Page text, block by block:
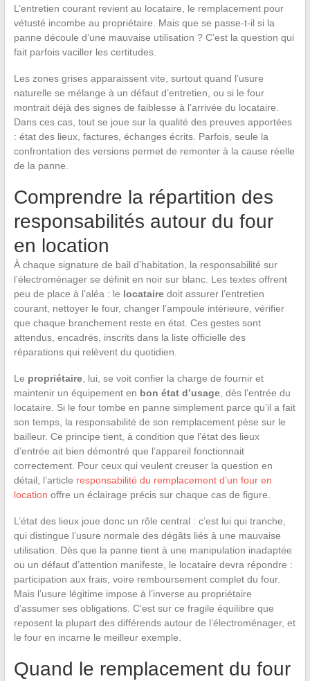
L’entretien courant revient au locataire, le remplacement pour
vétusté incombe au propriétaire. Mais que se passe-t-il si la
panne découle d’une mauvaise utilisation ? C’est la question qui
fait parfois vaciller les certitudes.
Les zones grises apparaissent vite, surtout quand l’usure
naturelle se mélange à un défaut d’entretien, ou si le four
montrait déjà des signes de faiblesse à l’arrivée du locataire.
Dans ces cas, tout se joue sur la qualité des preuves apportées
: état des lieux, factures, échanges écrits. Parfois, seule la
confrontation des versions permet de remonter à la cause réelle
de la panne.
Comprendre la répartition des
responsabilités autour du four
en location
À chaque signature de bail d’habitation, la responsabilité sur
l’électroménager se définit en noir sur blanc. Les textes offrent
peu de place à l’aléa : le locatairedoit assurer l’entretien
courant, nettoyer le four, changer l’ampoule intérieure, vérifier
que chaque branchement reste en état. Ces gestes sont
attendus, encadrés, inscrits dans la liste officielle des
réparations qui relèvent du quotidien.
Le propriétaire, lui, se voit confier la charge de fournir et
maintenir un équipement en bon état d’usage, dès l’entrée du
locataire. Si le four tombe en panne simplement parce qu’il a fait
son temps, la responsabilité de son remplacement pèse sur le
bailleur. Ce principe tient, à condition que l’état des lieux
d’entrée ait bien démontré que l’appareil fonctionnait
correctement. Pour ceux qui veulent creuser la question en
détail, l’article responsabilité du remplacement d’un four en
location offre un éclairage précis sur chaque cas de figure.
L’état des lieux joue donc un rôle central : c’est lui qui tranche,
qui distingue l’usure normale des dégâts liés à une mauvaise
utilisation. Dès que la panne tient à une manipulation inadaptée
ou un défaut d’attention manifeste, le locataire devra répondre :
participation aux frais, voire remboursement complet du four.
Mais l’usure légitime impose à l’inverse au propriétaire
d’assumer ses obligations. C’est sur ce fragile équilibre que
reposent la plupart des différends autour de l’électroménager, et
le four en incarne le meilleur exemple.
Quand le remplacement du four